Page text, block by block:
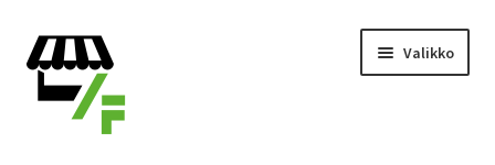
Siirry
navigointiin
Siirry
sisältöön
Valikko